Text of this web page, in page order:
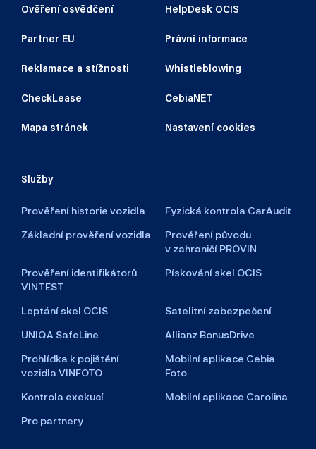
Ověření osvědčení HelpDesk OCIS
Partner EU Právní informace
Reklamace a stížnosti Whistleblowing
CheckLease CebiaNET
Mapa stránek Nastavení cookies
Služby
Prověření historie vozidla
Fyzická kontrola CarAudit
Základní prověření vozidla
Prověření původu
v zahraničí PROVIN
Prověření identifikátorů
VINTEST
Pískování skel OCIS
Leptání skel OCIS
Satelitní zabezpečení
UNIQA SafeLine
Allianz BonusDrive
Prohlídka k pojištění
vozidla VINFOTO
Mobilní aplikace Cebia
Foto
Kontrola exekucí
Mobilní aplikace Carolina
Pro partnery